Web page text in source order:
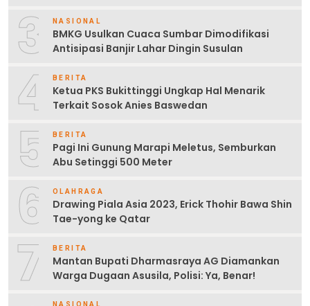
3 NASIONAL
BMKG Usulkan Cuaca Sumbar Dimodifikasi
Antisipasi Banjir Lahar Dingin Susulan
4 BERITA
Ketua PKS Bukittinggi Ungkap Hal Menarik
Terkait Sosok Anies Baswedan
5 BERITA
Pagi Ini Gunung Marapi Meletus, Semburkan
Abu Setinggi 500 Meter
6 OLAHRAGA
Drawing Piala Asia 2023, Erick Thohir Bawa Shin
Tae-yong ke Qatar
7 BERITA
Mantan Bupati Dharmasraya AG Diamankan
Warga Dugaan Asusila, Polisi: Ya, Benar!